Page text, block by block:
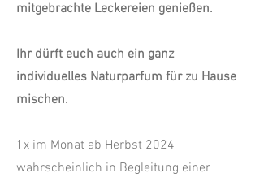
mitgebrachte Leckereien genießen.
Ihr dürft euch auch ein ganz
individuelles Naturparfum für zu Hause
mischen.
1x im Monat ab Herbst 2024
wahrscheinlich in Begleitung einer